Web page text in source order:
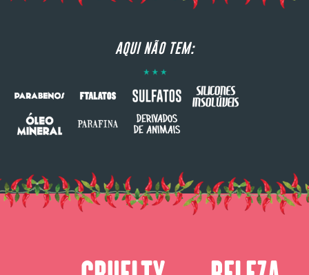
AQUI NÃO TEM: